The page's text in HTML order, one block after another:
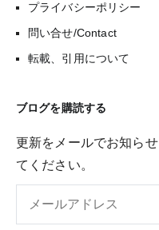
プライバシーポリシー
問い合せ/Contact
転載、引用について
ブログを購読する
更新をメールでお知ら
てください。